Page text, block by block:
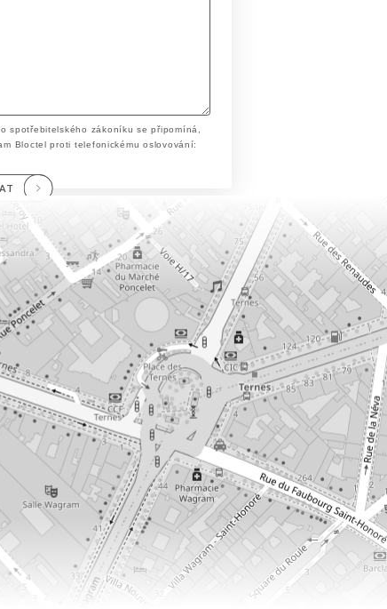
spotřebitelského zákoníku se připomíná,
Bloctel proti telefonickému oslovování: